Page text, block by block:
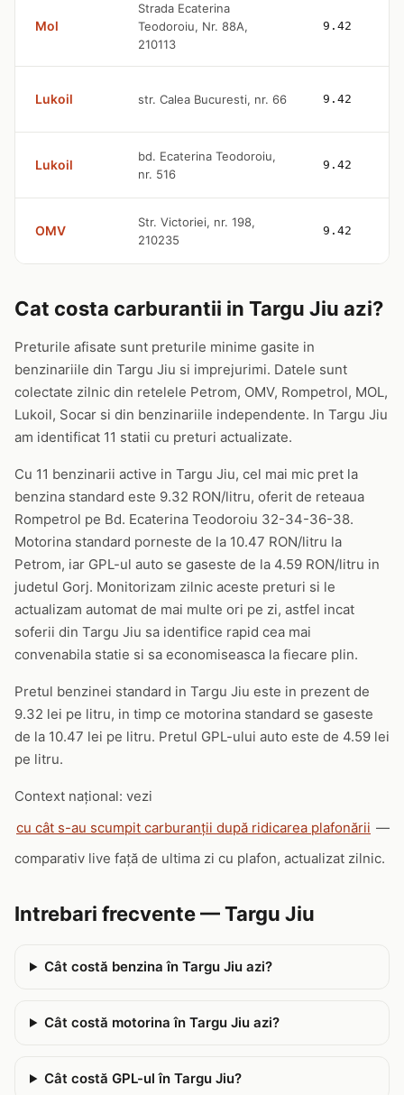
Mol
Strada Ecaterina
Teodoroiu, Nr. 88A,
210113
9.42
Lukoil str. Calea Bucuresti, nr. 66 9.42
Lukoil
bd. Ecaterina Teodoroiu,
nr. 516
9.42
OMV
Str. Victoriei, nr. 198,
210235
9.42
Cat costa carburantii in Targu Jiu azi?
Preturile afisate sunt preturile minime gasite in
benzinariile din Targu Jiu si imprejurimi. Datele sunt
colectate zilnic din retelele Petrom, OMV, Rompetrol, MOL,
Lukoil, Socar si din benzinariile independente. In Targu Jiu
am identificat 11 statii cu preturi actualizate.
Cu 11 benzinarii active in Targu Jiu, cel mai mic pret la
benzina standard este 9.32 RON/litru, oferit de reteaua
Rompetrol pe Bd. Ecaterina Teodoroiu 32-34-36-38.
Motorina standard porneste de la 10.47 RON/litru la
Petrom, iar GPL-ul auto se gaseste de la 4.59 RON/litru in
judetul Gorj. Monitorizam zilnic aceste preturi si le
actualizam automat de mai multe ori pe zi, astfel incat
soferii din Targu Jiu sa identifice rapid cea mai
convenabila statie si sa economiseasca la fiecare plin.
Pretul benzinei standard in Targu Jiu este in prezent de
9.32 lei pe litru, in timp ce motorina standard se gaseste
de la 10.47 lei pe litru. Pretul GPL-ului auto este de 4.59 lei
pe litru.
Context național: vezi
cu cât s-au scumpit carburanții după ridicarea plafonării —
comparativ live față de ultima zi cu plafon, actualizat zilnic.
Intrebari frecvente — Targu Jiu
Cât costă benzina în Targu Jiu azi?
Cât costă motorina în Targu Jiu azi?
Cât costă GPL-ul în Targu Jiu?